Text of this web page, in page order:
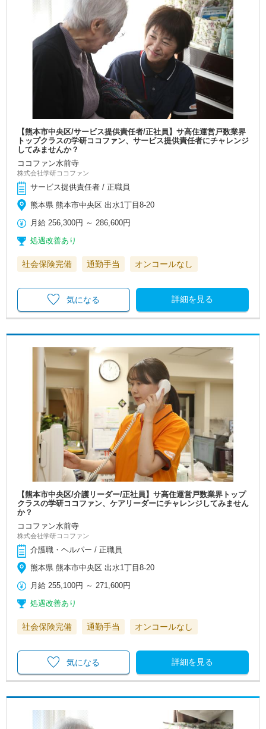
【熊本市中央区/サービス提供責任者/正社員】サ高住運営戸数業界
トップクラスの学研ココファン、サービス提供責任者にチャレンジ
してみませんか？
ココファン水前寺
株式会社学研ココファン
サービス提供責任者 / 正職員
熊本県 熊本市中央区 出水1丁目8-20
月給 256,300円 ～286,600円
処遇改善あり
社会保険完備 通勤手当 オンコールなし
詳細を見る
気になる
【熊本市中央区/介護リーダー/正社員】サ高住運営戸数業界トップ
クラスの学研ココファン、ケアリーダーにチャレンジしてみません
か？
ココファン水前寺
株式会社学研ココファン
介護職・ヘルパー / 正職員
熊本県 熊本市中央区 出水1丁目8-20
月給 255,100円 ～ 271,600円
処遇改善あり
社会保険完備 通勤手当 オンコールなし
詳細を見る
気になる